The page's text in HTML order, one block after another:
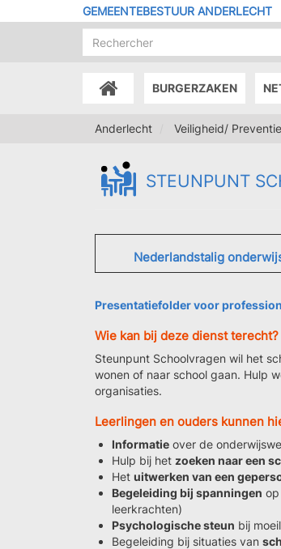
en
GEMEENTEBESTUUR ANDERLECHT
ACCUEILBURGERZAKEN
Anderlecht Veiligheid/ Preventie
STEUNPUNT
Nederlandstalig
Presentatiefolder voor
Wie kan bij deze dienst terecht?
Steunpunt Schoolvragen wil het
wonen of naar school gaan. Hulp
organisaties.
Leerlingen en ouders kunnen
Informatie over de
Hulp bij het zoeken naar een
Het uitwerken van een
Begeleiding bij spanningen
leerkrachten)
Psychologische steun bij
Begeleiding bij situaties van